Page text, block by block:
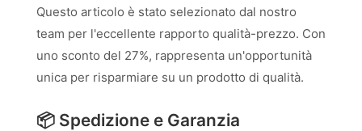
Questo articolo è stato selezionato dal nostro
team per l'eccellente rapporto qualità-prezzo. Con
uno sconto del 27%, rappresenta un'opportunità
unica per risparmiare su un prodotto di qualità.
📦 Spedizione e Garanzia